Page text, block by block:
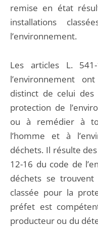
remise en état
installations
l’environnement.
Les articles L.
l’environnement
distinct de celui des
protection de
ou à remédier à
l’homme et à
déchets. Il résulte
12-16 du code de
déchets se
classée pour la
préfet est
producteur ou du